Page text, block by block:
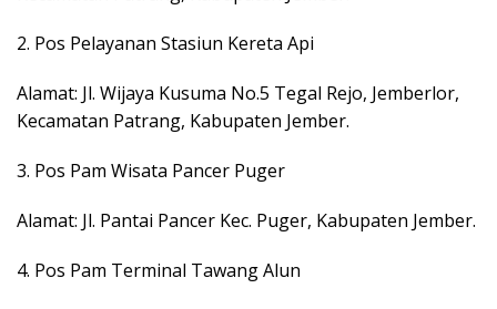
2. Pos Pelayanan Stasiun Kereta Api
Alamat: Jl. Wijaya Kusuma No.5 Tegal Rejo, Jemberlor,
Kecamatan Patrang, Kabupaten Jember.
3. Pos Pam Wisata Pancer Puger
Alamat: Jl. Pantai Pancer Kec. Puger, Kabupaten Jember.
4. Pos Pam Terminal Tawang Alun